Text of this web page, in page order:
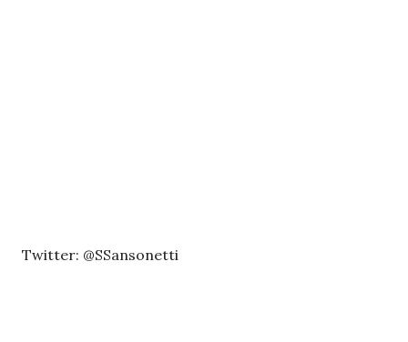
Twitter: @SSansonetti